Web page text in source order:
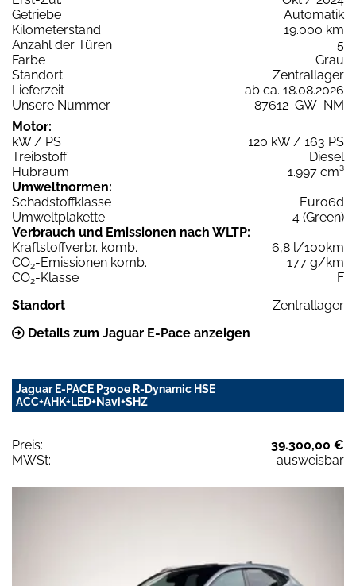
Getriebe
Automatik
Kilometerstand
19.000 km
Anzahl der Türen
5
Farbe
Grau
Standort
Zentrallager
Lieferzeit
ab ca. 18.08.2026
Unsere Nummer
87612_GW_NM
Motor:
kW / PS
120 kW / 163 PS
Treibstoff
Diesel
Hubraum
1.997 cm³
Umweltnormen:
Schadstoffklasse
Euro6d
Umweltplakette
4 (Green)
Verbrauch und Emissionen nach WLTP:
Kraftstoffverbr. komb.
6,8 l/100km
CO2-Emissionen komb.
177 g/km
CO2-Klasse
F
Standort
Zentrallager
Details zum Jaguar E-Pace anzeigen
Jaguar E-PACE P300e R-Dynamic HSE
ACC+AHK+LED+Navi+SHZ
Preis:
39.300,00 €
MWSt:
ausweisbar